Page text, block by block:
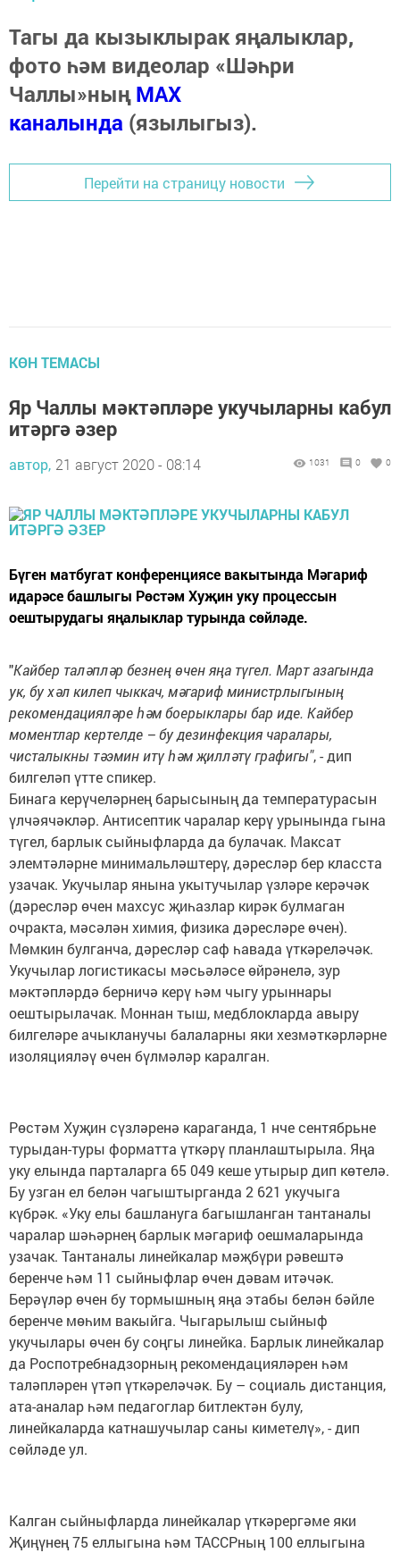
Тагы да кызыклырак яңалыклар,
фото һәм видеолар «Шәһри
Чаллы»ныңMAX
каналында (язылыгыз).
Перейти на страницу новости
КӨН ТЕМАСЫ
Яр Чаллы мәктәпләре укучыларны кабул
итәргә әзер
автор, 21 август 2020 - 08:14 1031 0 0
Бүген матбугат конференциясе вакытында Мәгариф
идарәсе башлыгы Рөстәм Хуҗин уку процессын
оештырудагы яңалыклар турында сөйләде.
"Кайбер таләпләр безнең өчен яңа түгел. Март азагында
ук, бу хәл килеп чыккач, мәгариф министрлыгының
рекомендацияләре һәм боерыклары бар иде. Кайбер
моментлар кертелде – бу дезинфекция чаралары,
чисталыкны тәэмин итү һәм җилләтү графигы", - дип
билгеләп үтте спикер.
Бинага керүчеләрнең барысының да температурасын
үлчәячәкләр. Антисептик чаралар керү урынында гына
түгел, барлык сыйныфларда да булачак. Максат
элемтәләрне минимальләштерү, дәресләр бер класста
узачак. Укучылар янына укытучылар үзләре керәчәк
(дәресләр өчен махсус җиһазлар кирәк булмаган
очракта, мәсәлән химия, физика дәресләре өчен).
Мөмкин булганча, дәресләр саф һавада үткәреләчәк.
Укучылар логистикасы мәсьәләсе өйрәнелә, зур
мәктәпләрдә берничә керү һәм чыгу урыннары
оештырылачак. Моннан тыш, медблокларда авыру
билгеләре ачыкланучы балаларны яки хезмәткәрләрне
изоляцияләү өчен бүлмәләр каралган.
Рөстәм Хуҗин сүзләренә караганда, 1 нче сентябрьне
турыдан-туры форматта үткәрү планлаштырыла. Яңа
уку елында парталарга 65 049 кеше утырыр дип көтелә.
Бу узган ел белән чагыштырганда 2 621 укучыга
күбрәк. «Уку елы башлануга багышланган тантаналы
чаралар шәһәрнең барлык мәгариф оешмаларында
узачак. Тантаналы линейкалар мәҗбүри рәвештә
беренче һәм 11 сыйныфлар өчен дәвам итәчәк.
Берәүләр өчен бу тормышның яңа этабы белән бәйле
беренче мөһим вакыйга. Чыгарылыш сыйныф
укучылары өчен бу соңгы линейка. Барлык линейкалар
да Роспотребнадзорның рекомендацияләрен һәм
таләпләрен үтәп үткәреләчәк. Бу – социаль дистанция,
ата-аналар һәм педагоглар битлектән булу,
линейкаларда катнашучылар саны киметелү», - дип
сөйләде ул.
Калган сыйныфларда линейкалар үткәрергәме яки
Җиңүнең 75 еллыгына һәм ТАССРның 100 еллыгына